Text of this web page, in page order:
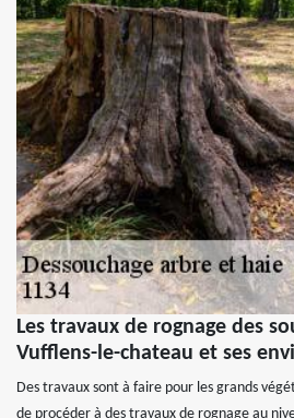
Les travaux de rognage des
Vufflens-le-chateau et ses
Des travaux sont à faire pour les grands
de procéder à des travaux de rognage au